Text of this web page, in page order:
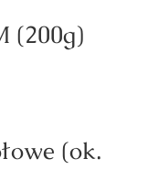
(200g)
(ok.